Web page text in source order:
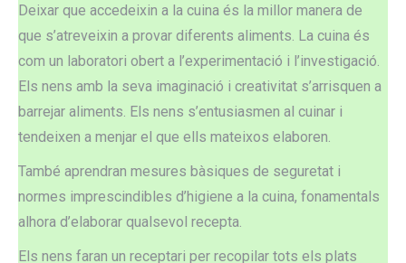
Deixar que accedeixin a la cuina és la millor manera de
que s’atreveixin a provar diferents aliments. La cuina és
com un laboratori obert a l’experimentació i l’investigació.
Els nens amb la seva imaginació i creativitat s’arrisquen a
barrejar aliments. Els nens s’entusiasmen al cuinar i
tendeixen a menjar el que ells mateixos elaboren.
També aprendran mesures bàsiques de seguretat i
normes imprescindibles d’higiene a la cuina, fonamentals
alhora d’elaborar qualsevol recepta.
Els nens faran un receptari per recopilar tots els plats